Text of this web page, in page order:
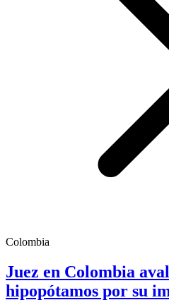
Colombia
Juez en Colombia
hipopótamos por su